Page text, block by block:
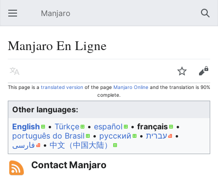
Open main menu Manjaro
Manjaro En Ligne
Language Watch Edit
This page is a translated version of the page Manjaro Online and the translation is 90%
complete.
Other languages:
English
• ‎ Türkçe • ‎ español • ‎ français
•
português do Brasil • ‎ русский • ‎ עברית
•
فارسی • ‎ 中文（中国大陆）‎
Contact Manjaro